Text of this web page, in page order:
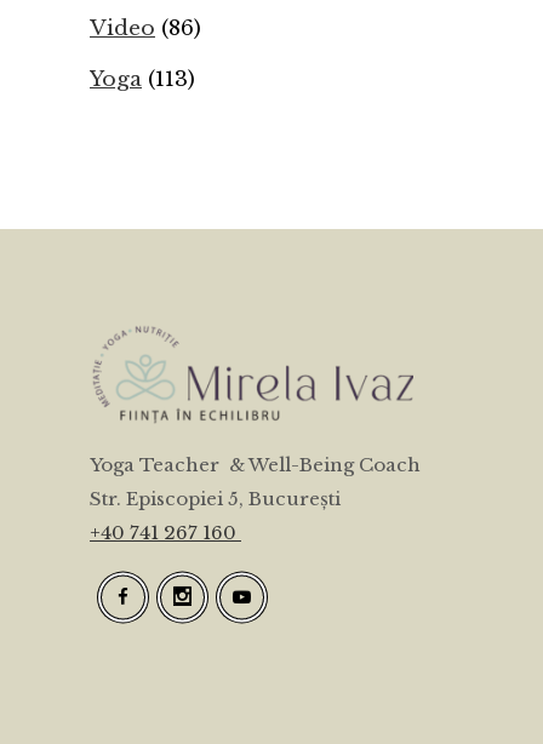
Video (86)
Yoga (113)
Yoga Teacher & Well-Being Coach
Str. Episcopiei 5, București
+40 741 267 160